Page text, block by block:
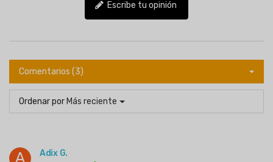
Escribe tu opinión
Comentarios (3)
Ordenar por Más reciente
A Adix G.